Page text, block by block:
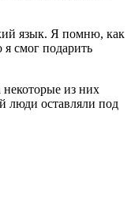
язык. Я помню, как
смог подарить
из них
люди оставляли под